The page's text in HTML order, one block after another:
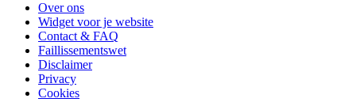
Over ons
Widget voor je website
Contact & FAQ
Faillissementswet
Disclaimer
Privacy
Cookies